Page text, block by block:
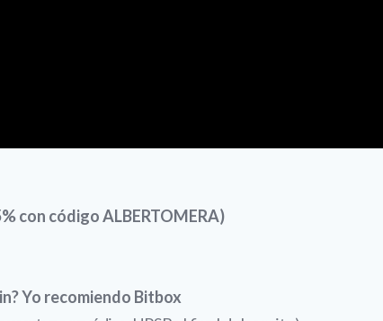
con código ALBERTOMERA)
Yo recomiendo Bitbox